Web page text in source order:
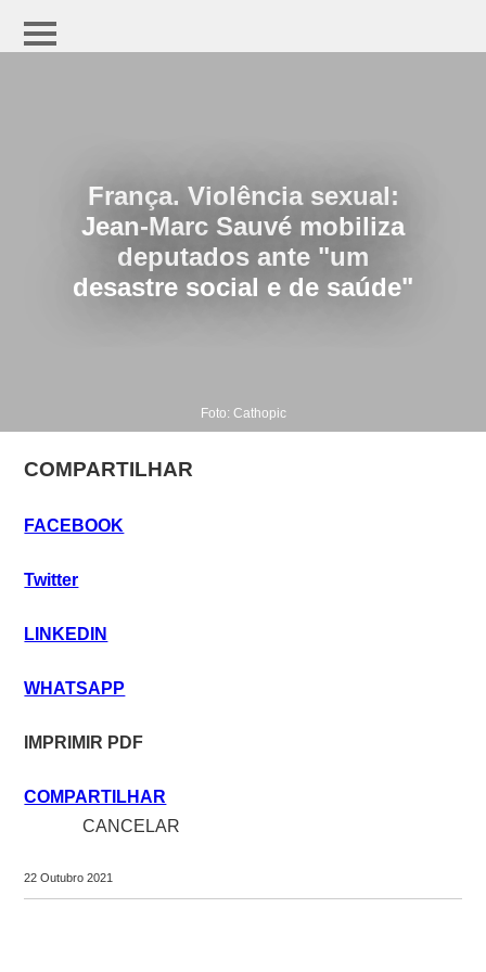
França. Violência sexual:
Jean-Marc Sauvé mobiliza
deputados ante "um
COMPARTILHAR
FACEBOOK
Twitter
LINKEDIN
WHATSAPP
IMPRIMIR PDF
closeCANCELAR
share